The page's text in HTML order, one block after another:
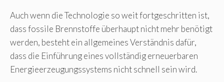
Auch wenn die Technologie so weit fortgeschritten ist,
dass fossile Brennstoffe überhaupt nicht mehr benötigt
werden, besteht ein allgemeines Verständnis dafür,
dass die Einführung eines vollständig erneuerbaren
Energieerzeugungssystems nicht schnell sein wird.